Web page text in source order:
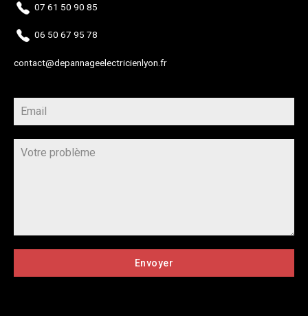
07 61 50 90 85
06 50 67 95 78
contact@depannageelectricienlyon.fr
Envoyer